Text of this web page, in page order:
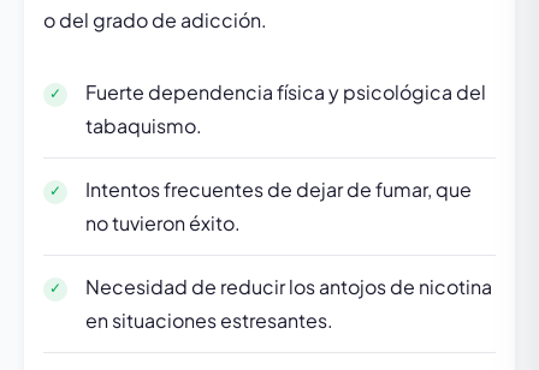
o del grado de adicción.
Fuerte dependencia física y psicológica del
tabaquismo.
Intentos frecuentes de dejar de fumar, que
no tuvieron éxito.
Necesidad de reducir los antojos de nicotina
en situaciones estresantes.